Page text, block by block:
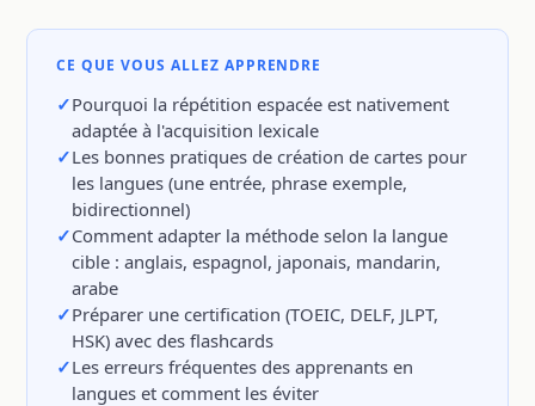
CE QUE VOUS ALLEZ APPRENDRE
Pourquoi la répétition espacée est nativement
adaptée à l'acquisition lexicale
Les bonnes pratiques de création de cartes pour
les langues (une entrée, phrase exemple,
bidirectionnel)
Comment adapter la méthode selon la langue
cible : anglais, espagnol, japonais, mandarin,
arabe
Préparer une certification (TOEIC, DELF, JLPT,
HSK) avec des flashcards
Les erreurs fréquentes des apprenants en
langues et comment les éviter